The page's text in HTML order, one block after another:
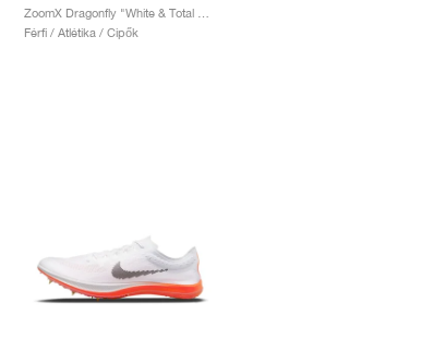
Férfi / Atlétika / Cipők